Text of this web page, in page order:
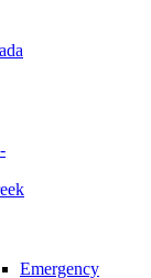
Emergency